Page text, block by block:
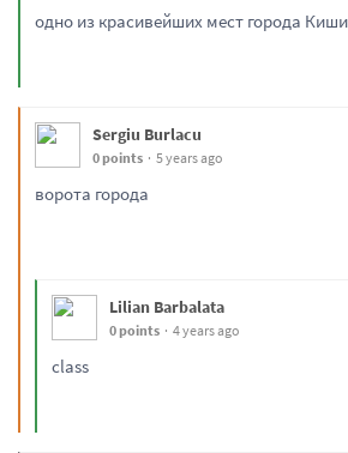
одно из красивейших мест города
Sergiu Burlacu
0 points 5 years ago
ворота города
Lilian Barbalata
0 points 4 years ago
class